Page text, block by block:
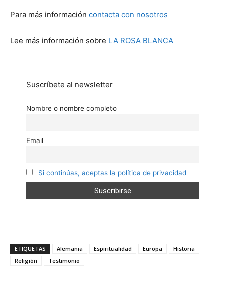
Para más información contacta con nosotros
Lee más información sobre LA ROSA BLANCA
Suscríbete al newsletter
Nombre o nombre completo
Email
Si continúas, aceptas la política de privacidad
ETIQUETAS Alemania Espiritualidad Europa
Historia
Religión
Testimonio